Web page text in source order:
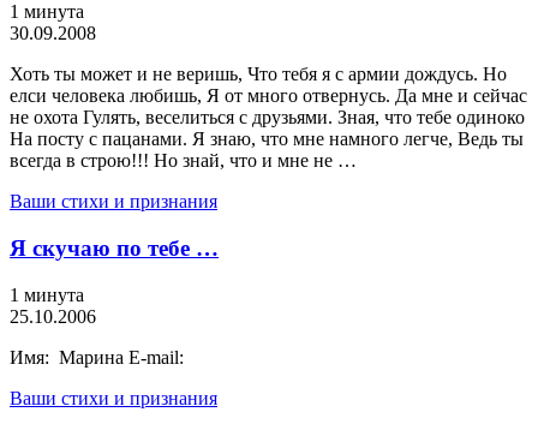
1 минута
30.09.2008
Хоть ты может и не веришь, Что тебя я с армии дождусь. Но
елси человека любишь, Я от много отвернусь. Да мне и сейчас
не охота Гулять, веселиться с друзьями. Зная, что тебе одиноко
На посту с пацанами. Я знаю, что мне намного легче, Ведь ты
всегда в строю!!! Но знай, что и мне не …
Ваши стихи и признания
Я скучаю по тебе …
1 минута
25.10.2006
Имя: Марина E-mail:
Ваши стихи и признания